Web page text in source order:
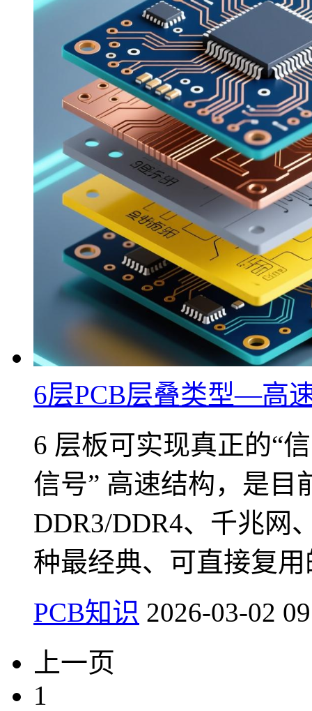
6层PCB层叠类型—高
6 层板可实现真正的“
信号” 高速结构，是目
DDR3/DDR4、千兆网
种最经典、可直接复
PCB知识 2026-03-02
上一页
1